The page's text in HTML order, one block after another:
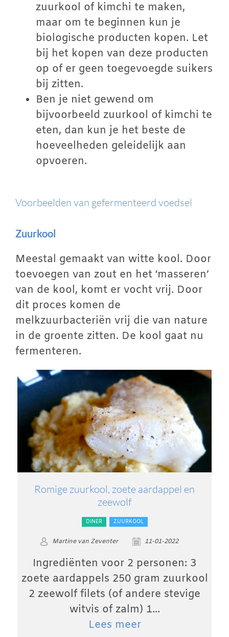
zuurkool of kimchi te maken,
maar om te beginnen kun je
biologische producten kopen. Let
bij het kopen van deze producten
op of er geen toegevoegde suikers
bij zitten.
Ben je niet gewend om
bijvoorbeeld zuurkool of kimchi te
eten, dan kun je het beste de
hoeveelheden geleidelijk aan
opvoeren.
Voorbeelden van gefermenteerd voedsel
Zuurkool
Meestal gemaakt van witte kool. Door
toevoegen van zout en het ‘masseren’
van de kool, komt er vocht vrij. Door
dit proces komen de
melkzuurbacteriën vrij die van nature
in de groente zitten. De kool gaat nu
fermenteren.
Romige zuurkool, zoete aardappel en
zeewolf
DINER ZUURKOOL
Martine van Zeventer 11-01-2022
Ingrediënten voor 2 personen: 3
zoete aardappels 250 gram zuurkool
2 zeewolf filets (of andere stevige
witvis of zalm) 1...
Lees meer